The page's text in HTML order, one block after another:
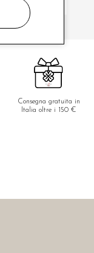
Consegna gratuita in
Italia oltre i 150 €